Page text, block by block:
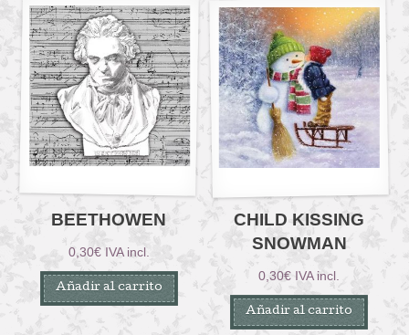
BEETHOWEN
0,30€ IVA incl.
Añadir al carrito
CHILD KISSING
SNOWMAN
0,30€ IVA incl.
Añadir al carrito